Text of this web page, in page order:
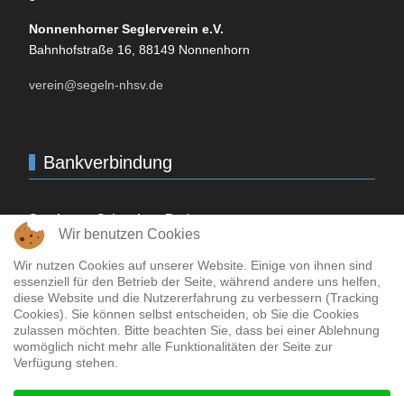
Non­nen­horner Seglerverein e.V.
Bahnhofstraße 16, 88149 Non­nen­horn
verein@segeln-nhsv.de
Bankverbindung
Sparkasse Schwaben-Bodensee
IBAN-Code:DE10 7315 0000 0000 5067 25
/SWIFT-Code: BYLADEM 1MLM
Bodensee­bank
IBAN-Code:DE72 7336 9821 0000 0069 71
BIC/SWIFT-Code:GENODEF1LBB
Wir benutzen Cookies
Wir nutzen Cookies auf unserer Website. Einige von ihnen sind
essenziell für den Betrieb der Seite, während andere uns helfen,
diese Website und die Nutzererfahrung zu verbessern (Tracking
Cookies). Sie können selbst entscheiden, ob Sie die Cookies
zulassen möchten. Bitte beachten Sie, dass bei einer Ablehnung
womöglich nicht mehr alle Funktionalitäten der Seite zur
Verfügung stehen.